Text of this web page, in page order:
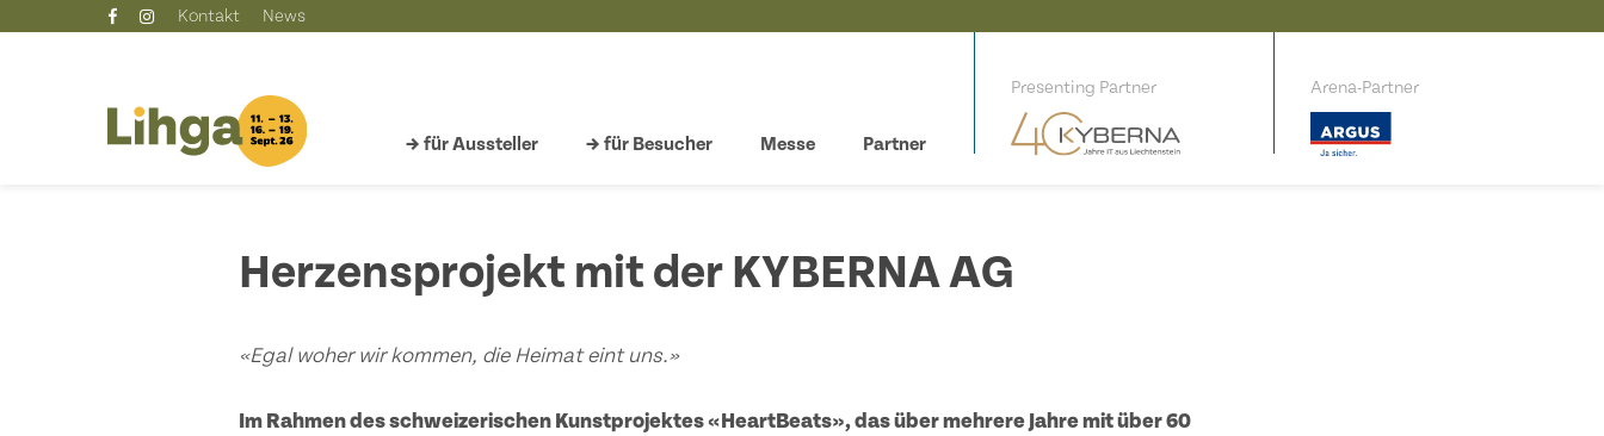
Kontakt News
→ für Aussteller → für Besucher Messe Partner
Presenting Partner Arena-Partner
Herzensprojekt mit der KYBERNA AG
«Egal woher wir kommen, die Heimat eint uns.»
Im Rahmen des schweizerischen Kunstprojektes «HeartBeats», das über mehrere Jahre mit über 60